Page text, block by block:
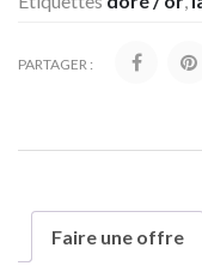
PARTAGER :
Faire une offre